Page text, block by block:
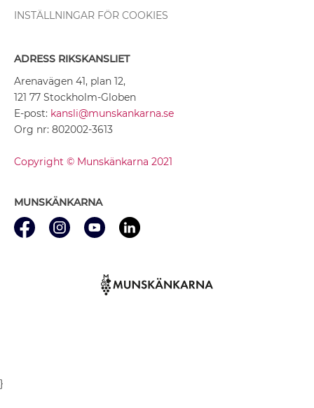
INSTÄLLNINGAR FÖR COOKIES
ADRESS RIKSKANSLIET
Arenavägen 41, plan 12,
121 77 Stockholm-Globen
E-post: kansli@munskankarna.se
Org nr: 802002-3613
Copyright © Munskänkarna 2021
MUNSKÄNKARNA
}